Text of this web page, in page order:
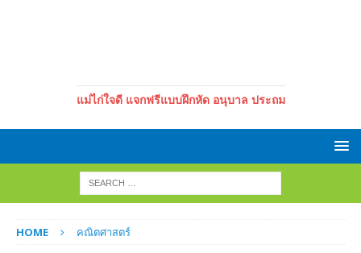
แม่ไก่ใจดี แจกฟรีแบบฝึกหัด อนุบาล ประถม
HOME คณิตศาสตร์